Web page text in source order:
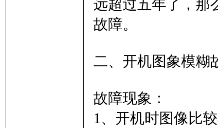
远超过五年了，那
故障。
二、开机图象模糊
故障现象：
1、开机时图像比